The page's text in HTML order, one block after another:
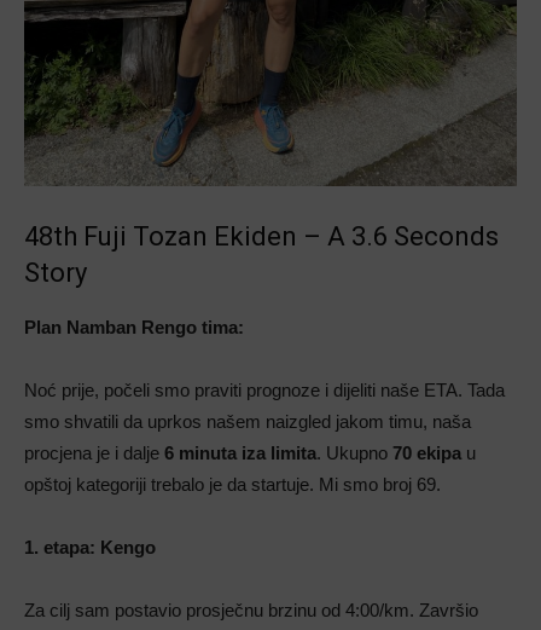
48th Fuji Tozan Ekiden – A 3.6 Seconds
Story
Plan Namban Rengo tima:
Noć prije, počeli smo praviti prognoze i dijeliti naše ETA. Tada
smo shvatili da uprkos našem naizgled jakom timu, naša
procjena je i dalje 6 minuta iza limita. Ukupno 70 ekipa u
opštoj kategoriji trebalo je da startuje. Mi smo broj 69.
1. etapa: Kengo
Za cilj sam postavio prosječnu brzinu od 4:00/km. Završio